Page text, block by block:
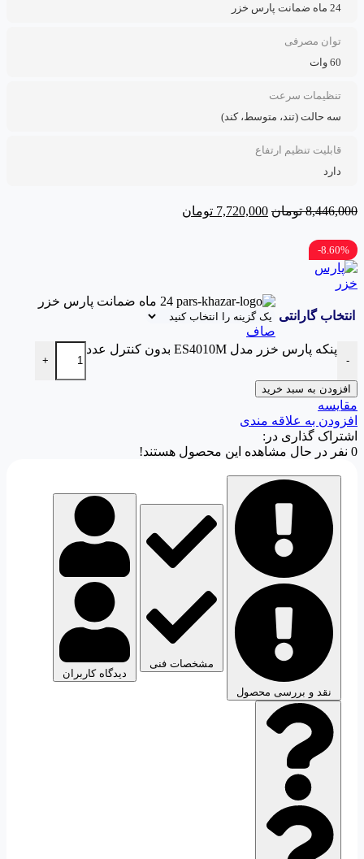
24 ماه ضمانت پارس خزر
توان مصرفی
60 وات
تنظیمات سرعت
سه حالت (تند، متوسط، کند)
قابلیت تنظیم ارتفاع
دارد
8,446,000 تومان 7,720,000 تومان
8.60%-
انتخاب گارانتی
24 ماه ضمانت پارس خزر
صاف
-
پنکه پارس خزر مدل ES4010M بدون کنترل عدد
+
افزودن به سبد خرید
مقایسه
افزودن به علاقه مندی
اشتراک گذاری در:
0 نفر در حال مشاهده این محصول هستند!
نقد و بررسی محصول
مشخصات فنی
دیدگاه کاربران